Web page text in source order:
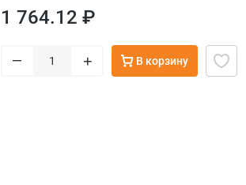
1 764.12 ₽
– + В корзину